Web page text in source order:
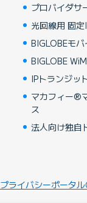
プロバイダサ
光回線用 固定
BIGLOBEモ
BIGLOBE
IPトランジッ
マカフィー®
ス
法人向け独自
プライバシーポータル